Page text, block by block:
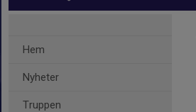
Hem
Nyheter
Truppen